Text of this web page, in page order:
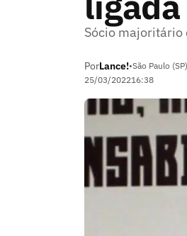
Sócio majoritário
PorLance!•São Paulo (SP)
25/03/202216:38